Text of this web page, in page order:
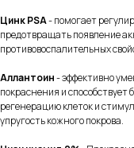
Цинк PSA- помогает
предотвращать появление
противовоспалительных
Аллантоин- эффективно
покраснения и
регенерацию клеток и
упругость кожного покрова.